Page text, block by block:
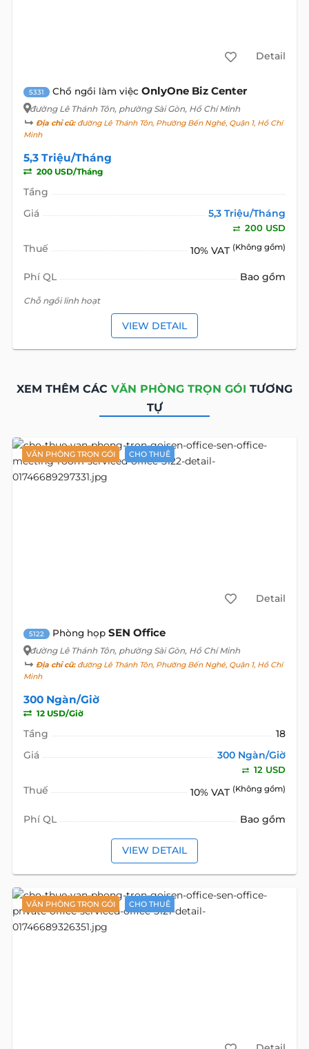
Detail
5331 Chổ ngồi làm việc OnlyOne Biz Center
đường Lê Thánh Tôn, phường Sài Gòn, Hồ Chí Minh
Địa chỉ cũ:đường Lê Thánh Tôn, Phường Bến Nghé, Quận 1, Hồ Chí
Minh
5,3 Triệu/Tháng
200 USD/Tháng
Tầng
Giá
5,3 Triệu/Tháng
200 USD
Thuế 10% VAT (Không gồm)
Phí QL Bao gồm
Chỗ ngồi linh hoạt
VIEW DETAIL
XEM THÊM CÁC VĂN PHÒNG TRỌN GÓI TƯƠNG
TỰ
VĂN PHÒNG TRỌN GÓI CHO THUÊ
Detail
5122 Phòng họp SEN Office
đường Lê Thánh Tôn, phường Sài Gòn, Hồ Chí Minh
Địa chỉ cũ:đường Lê Thánh Tôn, Phường Bến Nghé, Quận 1, Hồ Chí
Minh
300 Ngàn/Giờ
12 USD/Giờ
Tầng
18
Giá
300 Ngàn/Giờ
12 USD
Thuế 10% VAT (Không gồm)
Phí QL Bao gồm
VIEW DETAIL
VĂN PHÒNG TRỌN GÓI CHO THUÊ